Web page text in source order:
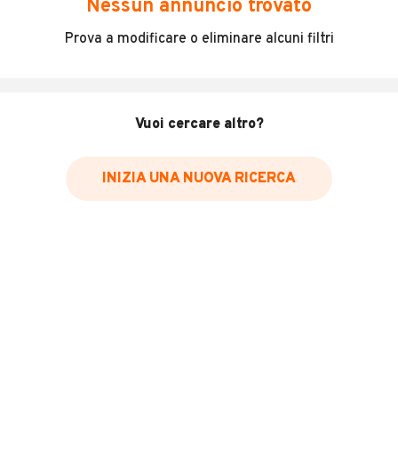
Incidenti in cui è stato coinvolto il veicolo
Data e luogo delle revisioni effettuate
Inserisci il numero di targa per verificare la disponibilità
Nessun annuncio trovato
Prova a modificare o eliminare alcuni filtri
Vuoi cercare altro?
INIZIA UNA NUOVA RICERCA